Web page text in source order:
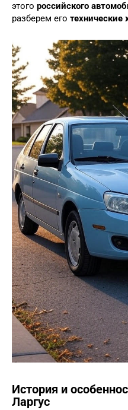
этого российского
разберем его технические
История и
Ларгус